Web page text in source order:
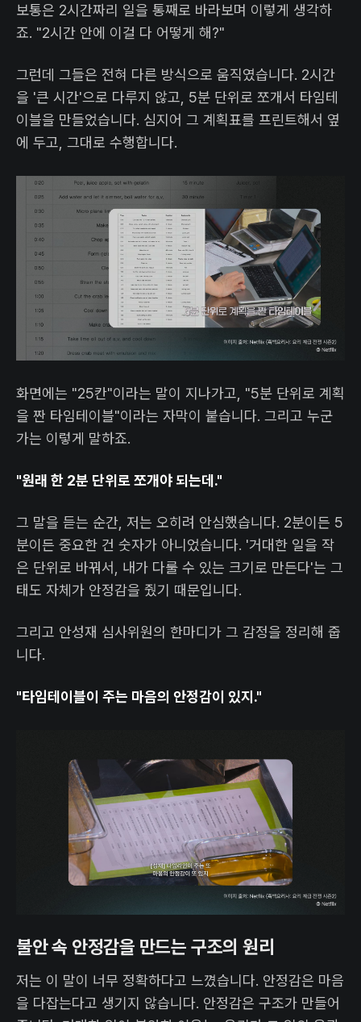
보통은 2시간짜리 일을 통째로 바라보며 이렇게 생각하
죠. "2시간 안에 이걸 다 어떻게 해?"
그런데 그들은 전혀 다른 방식으로 움직였습니다. 2시간
을 '큰 시간'으로 다루지 않고, 5분 단위로 쪼개서 타임테
이블을 만들었습니다. 심지어 그 계획표를 프린트해서 옆
에 두고, 그대로 수행합니다.
화면에는 "25칸"이라는 말이 지나가고, "5분 단위로 계획
을 짠 타임테이블"이라는 자막이 붙습니다. 그리고 누군
가는 이렇게 말하죠.
"원래 한 2분 단위로 쪼개야 되는데."
그 말을 듣는 순간, 저는 오히려 안심했습니다. 2분이든 5
분이든 중요한 건 숫자가 아니었습니다. '거대한 일을 작
은 단위로 바꿔서, 내가 다룰 수 있는 크기로 만든다'는 그
태도 자체가 안정감을 줬기 때문입니다.
그리고 안성재 심사위원의 한마디가 그 감정을 정리해 줍
니다.
"타임테이블이 주는 마음의 안정감이 있지."
불안 속 안정감을 만드는 구조의 원리
저는 이 말이 너무 정확하다고 느꼈습니다. 안정감은 마음
을 다잡는다고 생기지 않습니다. 안정감은 구조가 만들어